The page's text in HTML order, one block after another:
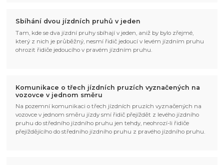
Sbíhání dvou jízdních pruhů v jeden
Tam, kde se dva jízdní pruhy sbíhají v jeden, aniž by bylo zřejmé,
který z nich je průběžný, nesmí řidič jedoucí v levém jízdním pruhu
ohrozit řidiče jedoucího v pravém jízdním pruhu.
Komunikace o třech jízdních pruzích vyznačených na
vozovce v jednom směru
Na pozemní komunikaci o třech jízdních pruzích vyznačených na
vozovce v jednom směru jízdy smí řidič přejíždět z levého jízdního
pruhu do středního jízdního pruhu jen tehdy, neohrozí-li řidiče
přejíždějícího do středního jízdního pruhu z pravého jízdního pruhu.